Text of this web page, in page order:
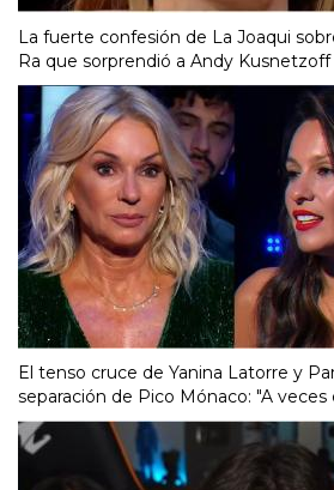
La fuerte confesión de La Joaqui
Ra que sorprendió a Andy Kusnetzoff
El tenso cruce de Yanina Latorre y
separación de Pico Mónaco: "A